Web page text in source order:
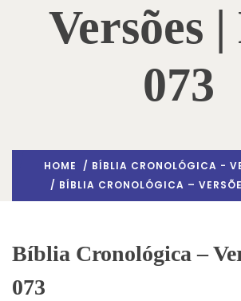
Versões
073
HOME / BÍBLIA CRONOLÓGICA -
/ BÍBLIA CRONOLÓGICA –
Bíblia Cronológica –
073